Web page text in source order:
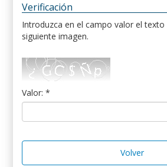
Verificación
Introduzca en el campo valor el texto
siguiente imagen.
Valor: *
Volver